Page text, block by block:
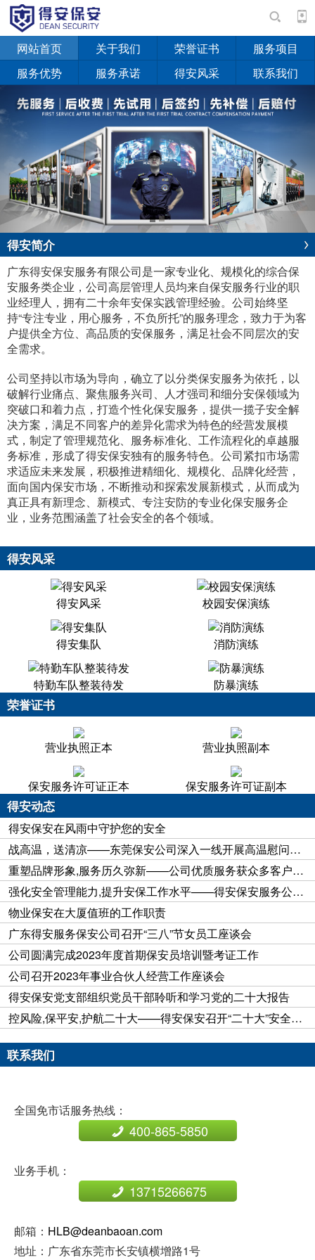
网站首页 关于我们 荣誉证书
服务项目
服务优势
服务承诺 得安风采
联系我们
得安简介
广东得安保安服务有限公司是一家专业化、规模化的综合保
安服务类企业，公司高层管理人员均来自保安服务行业的职
业经理人，拥有二十余年安保实践管理经验。公司始终坚
持“专注专业，用心服务，不负所托”的服务理念，致力于为客
户提供全方位、高品质的安保服务，满足社会不同层次的安
全需求。
公司坚持以市场为导向，确立了以分类保安服务为依托，以
破解行业痛点、聚焦服务兴司、人才强司和细分安保领域为
突破口和着力点，打造个性化保安服务，提供一揽子安全解
决方案，满足不同客户的差异化需求为特色的经营发展模
式，制定了管理规范化、服务标准化、工作流程化的卓越服
务标准，形成了得安保安独有的服务特色。公司紧扣市场需
求适应未来发展，积极推进精细化、规模化、品牌化经营，
面向国内保安市场，不断推动和探索发展新模式，从而成为
真正具有新理念、新模式、专注安防的专业化保安服务企
业，业务范围涵盖了社会安全的各个领域。
得安风采
得安风采 校园安保演练
得安集队 消防演练
特勤车队整装待发 防暴演练
荣誉证书
营业执照正本 营业执照副本
保安服务许可证正本 保安服务许可证副本
得安动态
得安保安在风雨中守护您的安全
战高温，送清凉——东莞保安公司深入一线开展高温慰问活动
重塑品牌形象,服务历久弥新——公司优质服务获众多客户好评
强化安全管理能力,提升安保工作水平——得安保安服务公司保安工作获客户好评
物业保安在大厦值班的工作职责
广东得安服务保安公司召开“三八”节女员工座谈会
公司圆满完成2023年度首期保安员培训暨考证工作
公司召开2023年事业合伙人经营工作座谈会
得安保安党支部组织党员干部聆听和学习党的二十大报告
控风险,保平安,护航二十大——得安保安召开“二十大”安全维稳工作专项动员大会
联系我们
全国免市话服务热线：
400-865-5850
业务手机：
13715266675
邮箱： HLB@deanbaoan.com
地址：广东省东莞市长安镇横增路1号